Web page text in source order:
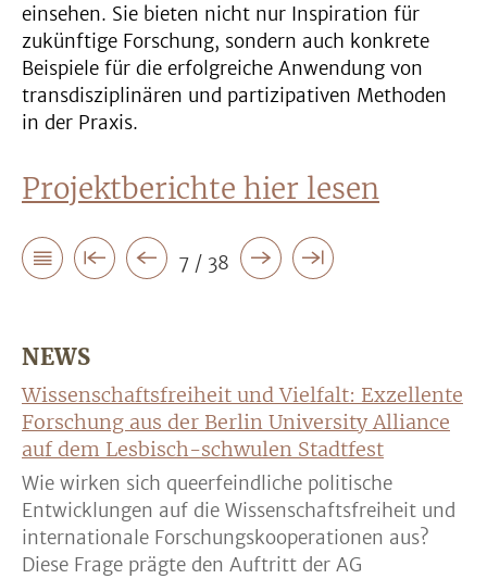
einsehen. Sie bieten nicht nur Inspiration für
zukünftige Forschung, sondern auch konkrete
Beispiele für die erfolgreiche Anwendung von
transdisziplinären und partizipativen Methoden
in der Praxis.
Projektberichte hier lesen
7 / 38
NEWS
Wissenschaftsfreiheit und Vielfalt: Exzellente
Forschung aus der Berlin University Alliance
auf dem Lesbisch-schwulen Stadtfest
Wie wirken sich queerfeindliche politische
Entwicklungen auf die Wissenschaftsfreiheit und
internationale Forschungskooperationen aus?
Diese Frage prägte den Auftritt der AG